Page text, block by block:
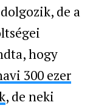
de a
hogy
300 ezer
, de neki